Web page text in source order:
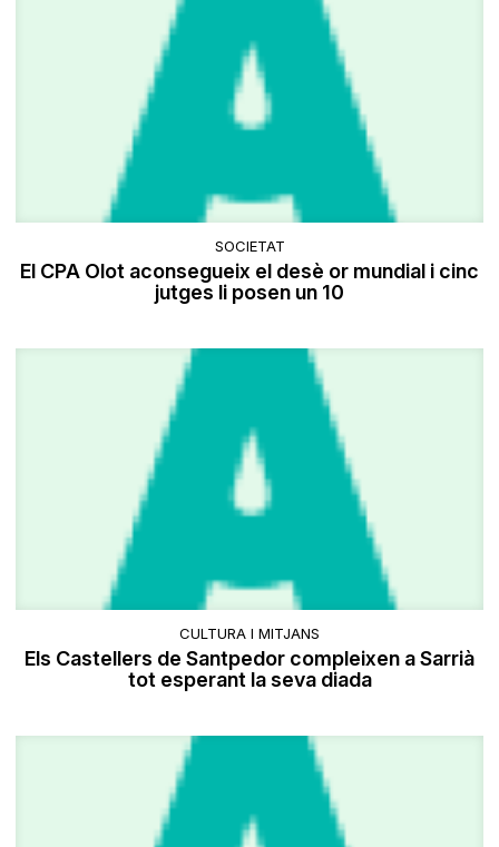
SOCIETAT
El CPA Olot aconsegueix el desè or mundial i cinc
jutges li posen un 10
CULTURA I MITJANS
Els Castellers de Santpedor compleixen a Sarrià
tot esperant la seva diada